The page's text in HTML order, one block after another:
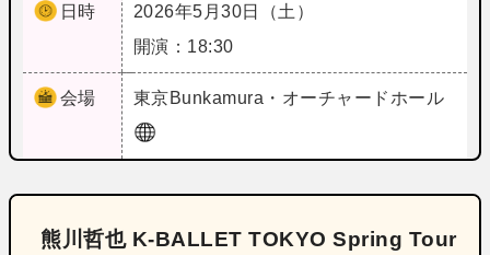
日時
2026年5月30日（土）
開演：18:30
会場 東京Bunkamura・オーチャードホール
熊川哲也 K-BALLET TOKYO Spring Tour